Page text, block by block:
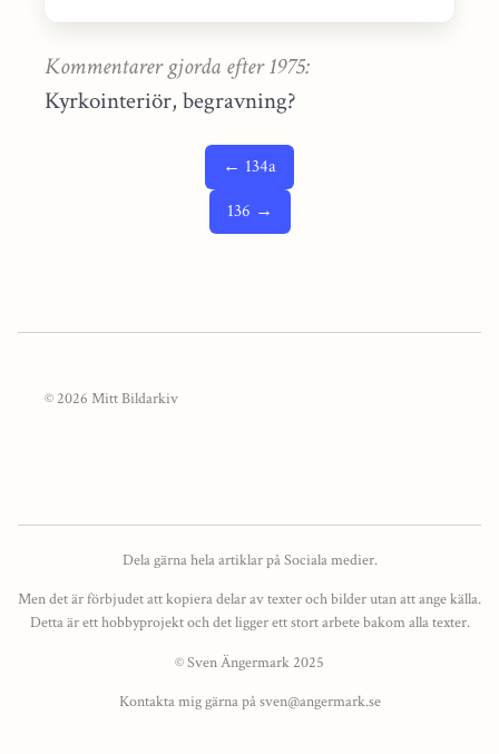
Kommentarer gjorda efter 1975:
Kyrkointeriör, begravning?
← 134a
136 →
© 2026 Mitt Bildarkiv
Dela gärna hela artiklar på Sociala medier.
Men det är förbjudet att kopiera delar av texter och bilder utan att ange källa.
Detta är ett hobbyprojekt och det ligger ett stort arbete bakom alla texter.
© Sven Ängermark 2025
Kontakta mig gärna på sven@angermark.se